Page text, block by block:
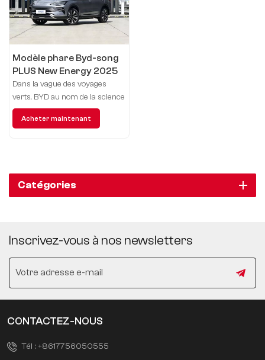
Modèle phare Byd-song
PLUS New Energy 2025
DM-i 160KM
Dans la vague des voyages
verts, BYD au nom de la science
et de la technologie, leader de la
mode future, une grande
Acheter maintenant
Catégories
Inscrivez-vous à nos newsletters
CONTACTEZ-NOUS
Tél : +8617756050555